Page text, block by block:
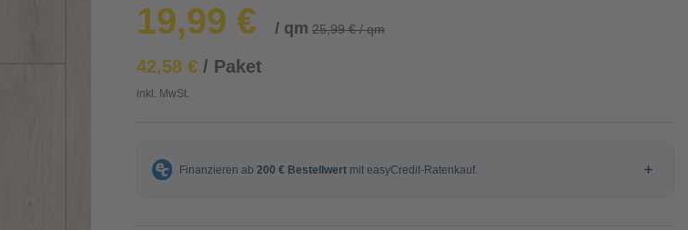
19,99 € / qm 25,99 € / qm
42,58 €/ Paket
inkl. MwSt.